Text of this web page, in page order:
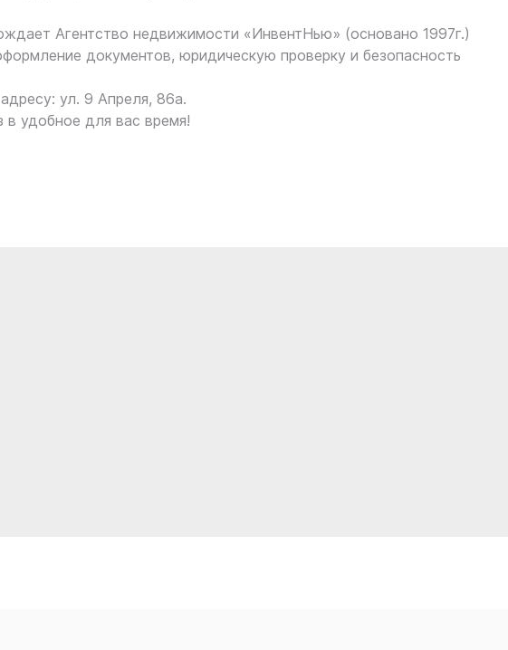
Агентство недвижимости «ИнвентНью» (основано 1997г.)
документов, юридическую проверку и безопасность
ул. 9 Апреля, 86а.
в удобное для вас время!